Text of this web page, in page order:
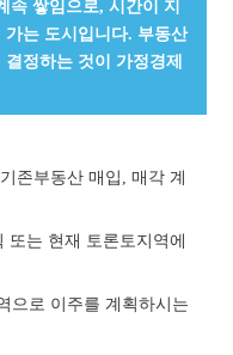
속 쌓임으로, 시간이 지
는 도시입니다. 부동산
정하는 것이 가정경제
존부동산 매입, 매각 계
또는 현재 토론토지역에
으로 이주를 계획하시는